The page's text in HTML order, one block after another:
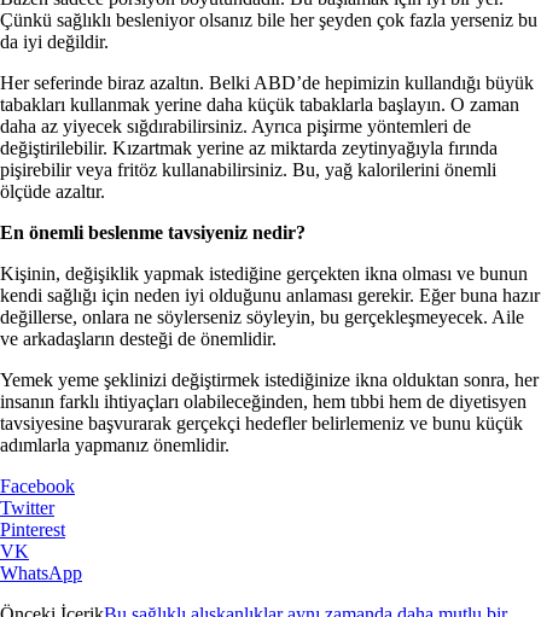
Çünkü sağlıklı besleniyor olsanız bile her şeyden çok fazla yerseniz bu
da iyi değildir.
Her seferinde biraz azaltın. Belki ABD’de hepimizin kullandığı büyük
tabakları kullanmak yerine daha küçük tabaklarla başlayın. O zaman
daha az yiyecek sığdırabilirsiniz. Ayrıca pişirme yöntemleri de
değiştirilebilir. Kızartmak yerine az miktarda zeytinyağıyla fırında
pişirebilir veya fritöz kullanabilirsiniz. Bu, yağ kalorilerini önemli
ölçüde azaltır.
En önemli beslenme tavsiyeniz nedir?
Kişinin, değişiklik yapmak istediğine gerçekten ikna olması ve bunun
kendi sağlığı için neden iyi olduğunu anlaması gerekir. Eğer buna hazır
değillerse, onlara ne söylerseniz söyleyin, bu gerçekleşmeyecek. Aile
ve arkadaşların desteği de önemlidir.
Yemek yeme şeklinizi değiştirmek istediğinize ikna olduktan sonra, her
insanın farklı ihtiyaçları olabileceğinden, hem tıbbi hem de diyetisyen
tavsiyesine başvurarak gerçekçi hedefler belirlemeniz ve bunu küçük
adımlarla yapmanız önemlidir.
Facebook
Twitter
Pinterest
VK
WhatsApp